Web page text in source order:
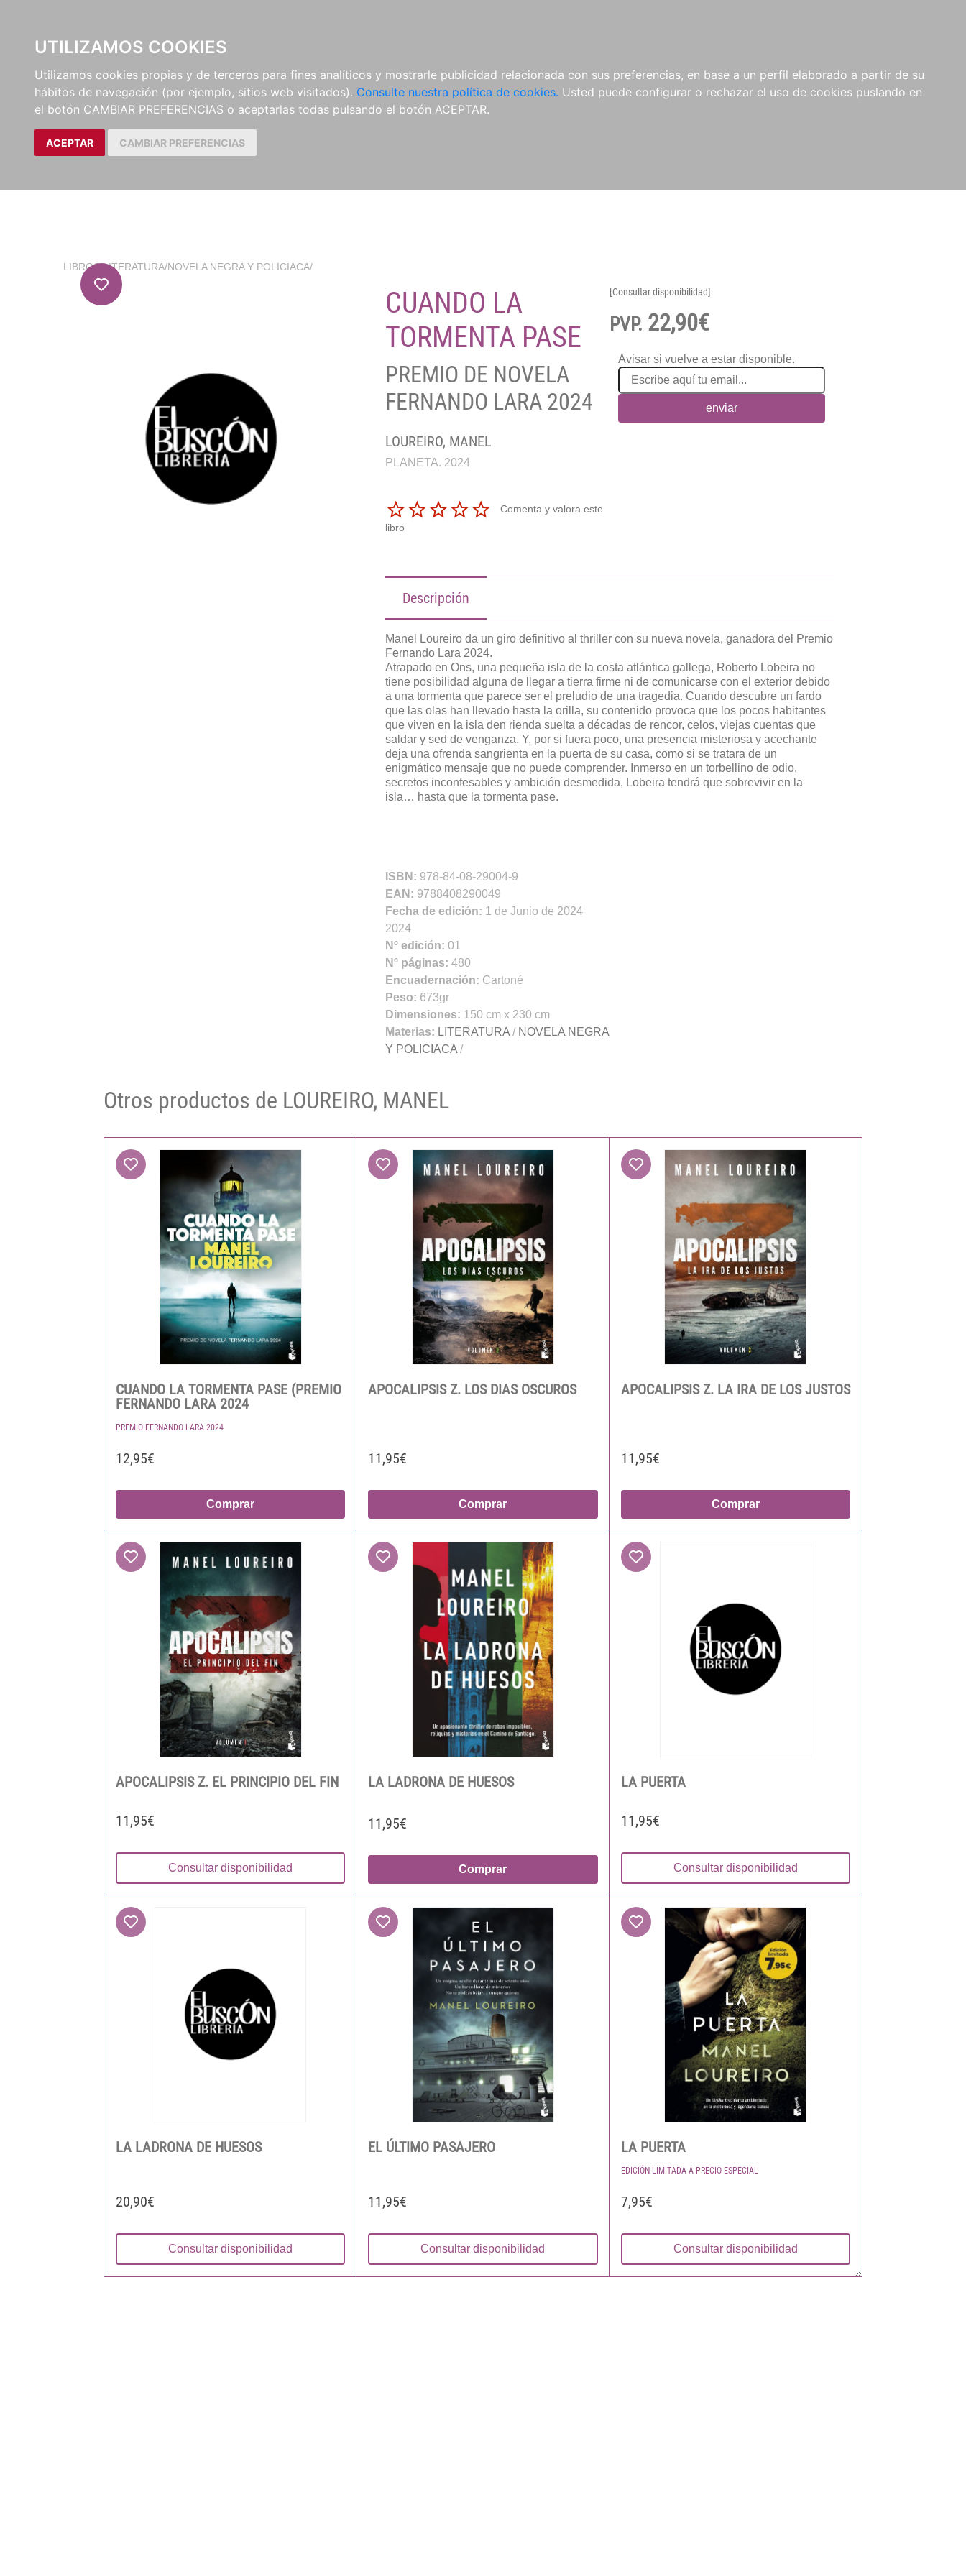
UTILIZAMOS COOKIES
Utilizamos cookies propias y de terceros para fines analíticos y mostrarle publicidad relacionada con sus preferencias, en base a un perfil elaborado a partir de su
hábitos de navegación (por ejemplo, sitios web visitados). Consulte nuestra política de cookies. Usted puede configurar o rechazar el uso de cookies puslando en
el botón CAMBIAR PREFERENCIAS o aceptarlas todas pulsando el botón ACEPTAR.
ACEPTAR CAMBIAR PREFERENCIAS
LIBROS/LITERATURA/NOVELA NEGRA Y POLICIACA/
CUANDO LA
TORMENTA PASE
PREMIO DE NOVELA
FERNANDO LARA 2024
LOUREIRO, MANEL
PLANETA. 2024
Comenta y valora este
libro
[Consultar disponibilidad]
PVP. 22,90€
Avisar si vuelve a estar disponible.
enviar
Descripción
Manel Loureiro da un giro definitivo al thriller con su nueva novela, ganadora del Premio
Fernando Lara 2024.
Atrapado en Ons, una pequeña isla de la costa atlántica gallega, Roberto Lobeira no
tiene posibilidad alguna de llegar a tierra firme ni de comunicarse con el exterior debido
a una tormenta que parece ser el preludio de una tragedia. Cuando descubre un fardo
que las olas han llevado hasta la orilla, su contenido provoca que los pocos habitantes
que viven en la isla den rienda suelta a décadas de rencor, celos, viejas cuentas que
saldar y sed de venganza. Y, por si fuera poco, una presencia misteriosa y acechante
deja una ofrenda sangrienta en la puerta de su casa, como si se tratara de un
enigmático mensaje que no puede comprender. Inmerso en un torbellino de odio,
secretos inconfesables y ambición desmedida, Lobeira tendrá que sobrevivir en la
isla… hasta que la tormenta pase.
ISBN: 978-84-08-29004-9
EAN: 9788408290049
Fecha de edición: 1 de Junio de 2024
2024
Nº edición: 01
Nº páginas: 480
Encuadernación: Cartoné
Peso: 673gr
Dimensiones: 150 cm x 230 cm
Materias: LITERATURA/ NOVELA NEGRA
Y POLICIACA/
Otros productos de LOUREIRO, MANEL
CUANDO LA TORMENTA PASE (PREMIO
FERNANDO LARA 2024
PREMIO FERNANDO LARA 2024
12,95€
Comprar
APOCALIPSIS Z. LOS DIAS OSCUROS
11,95€
Comprar
APOCALIPSIS Z. LA IRA DE LOS JUSTOS
11,95€
Comprar
APOCALIPSIS Z. EL PRINCIPIO DEL FIN
11,95€
Consultar disponibilidad
LA LADRONA DE HUESOS
11,95€
Comprar
LA PUERTA
11,95€
Consultar disponibilidad
LA LADRONA DE HUESOS
20,90€
Consultar disponibilidad
EL ÚLTIMO PASAJERO
11,95€
Consultar disponibilidad
LA PUERTA
EDICIÓN LIMITADA A PRECIO ESPECIAL
7,95€
Consultar disponibilidad